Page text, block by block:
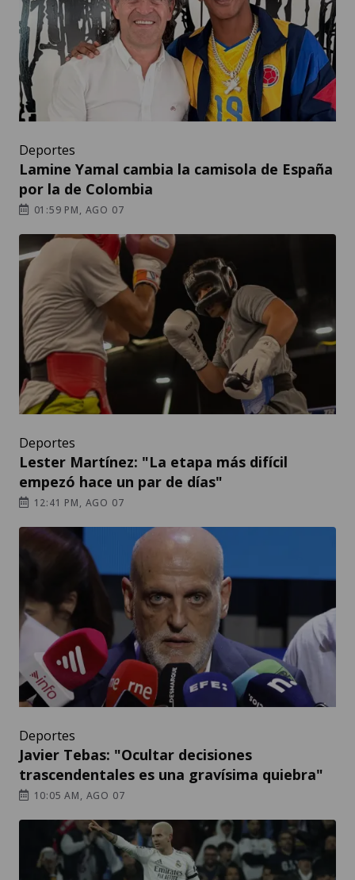
Deportes
Lamine Yamal cambia la camisola de España
por la de Colombia
01:59 PM, AGO 07
Deportes
Lester Martínez: "La etapa más difícil
empezó hace un par de días"
12:41 PM, AGO 07
Deportes
Javier Tebas: "Ocultar decisiones
trascendentales es una gravísima quiebra"
10:05 AM, AGO 07